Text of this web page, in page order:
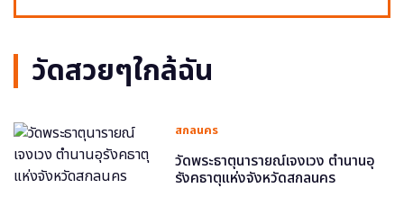
วัดสวยๆใกล้ฉัน
สกลนคร
วัดพระธาตุนารายณ์เจงเวง ตำนานอุ
รังคธาตุแห่งจังหวัดสกลนคร